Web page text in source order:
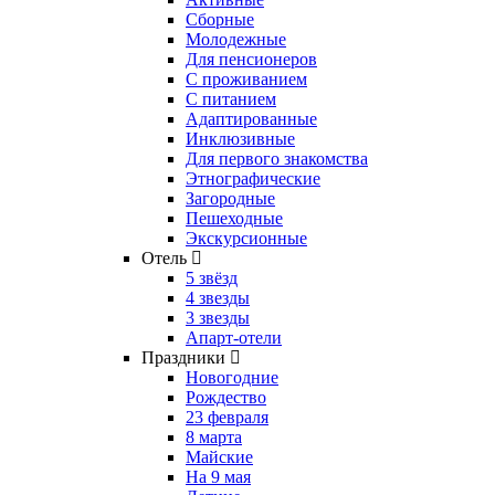
Сборные
Молодежные
Для пенсионеров
С проживанием
С питанием
Адаптированные
Инклюзивные
Для первого знакомства
Этнографические
Загородные
Пешеходные
Экскурсионные
Отель
5 звёзд
4 звезды
3 звезды
Апарт-отели
Праздники
Новогодние
Рождество
23 февраля
8 марта
Майские
На 9 мая